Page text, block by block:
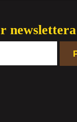
newslettera